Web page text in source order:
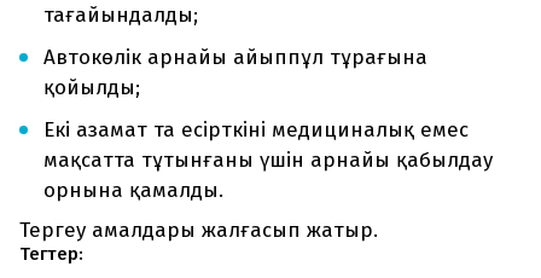
тағайындалды;
Автокөлік арнайы айыппұл тұрағына
қойылды;
Екі азамат та есірткіні медициналық емес
мақсатта тұтынғаны үшін арнайы қабылдау
орнына қамалды.
Тергеу амалдары жалғасып жатыр.
Тегтер: